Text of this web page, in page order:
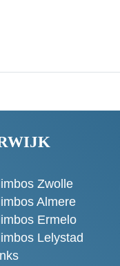
Zwolle
Almere
Ermelo
Lelystad